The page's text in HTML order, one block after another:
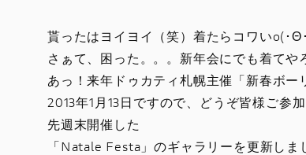
貰ったはヨイヨイ（笑）着たらコワいo(･Θ
さぁて、困った。。。新年会にでも着てや
あっ！来年ドゥカティ札幌主催「新春ボー
2013年1月13日ですので、どうぞ皆様ご参
先週末開催した
「Natale Festa」のギャラリーを更新しま